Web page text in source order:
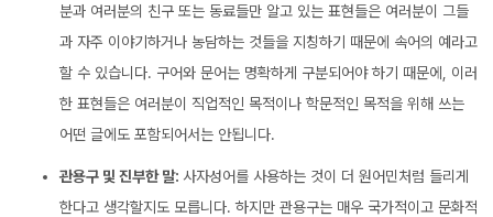
분과 여러분의 친구 또는 동료들만 알고 있는 표현들은 여러분이 그들
과 자주 이야기하거나 농담하는 것들을 지칭하기 때문에 속어의 예라고
할 수 있습니다. 구어와 문어는 명확하게 구분되어야 하기 때문에, 이러
한 표현들은 여러분이 직업적인 목적이나 학문적인 목적을 위해 쓰는
어떤 글에도 포함되어서는 안됩니다.
관용구 및 진부한 말: 사자성어를 사용하는 것이 더 원어민처럼 들리게
한다고 생각할지도 모릅니다. 하지만 관용구는 매우 국가적이고 문화적